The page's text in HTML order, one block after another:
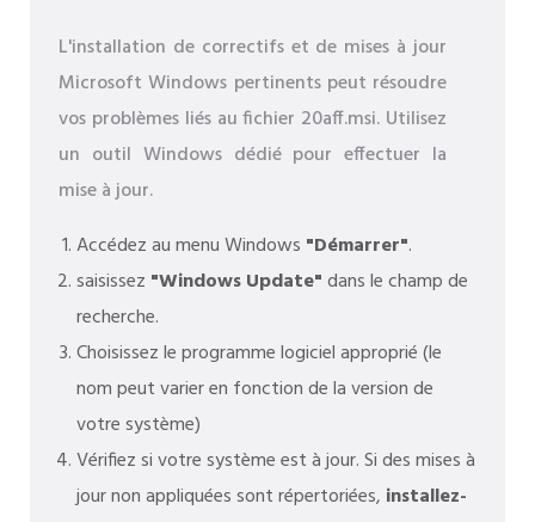
L'installation de correctifs et de mises à jour
Microsoft Windows pertinents peut résoudre
vos problèmes liés au fichier 20aff.msi. Utilisez
un outil Windows dédié pour effectuer la
mise à jour.
Accédez au menu Windows "Démarrer".
saisissez "Windows Update"dans le champ de
recherche.
Choisissez le programme logiciel approprié (le
nom peut varier en fonction de la version de
votre système)
Vérifiez si votre système est à jour. Si des mises à
jour non appliquées sont répertoriées, installez-